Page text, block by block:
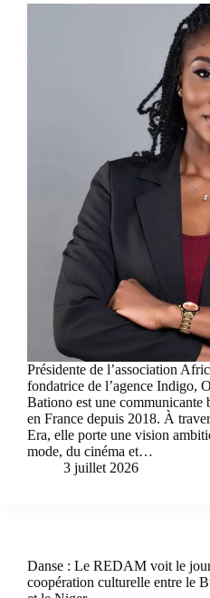
Présidente de l’association
fondatrice de l’agence Indigo,
Bationo est une communicante
en France depuis 2018. À
Era, elle porte une vision
mode, du cinéma et…
3 juillet 2026
Danse : Le REDAM voit le
coopération culturelle entre le